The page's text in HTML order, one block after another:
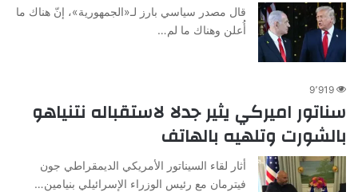
قال مصدر سياسي بارز لـ«الجمهورية»، إنّ هناك ما
أُعلن وهناك ما لم…
9٬919
سناتور اميركي يثير جدلا لاستقباله نتنياهو
بالشورت وتلهيه بالهاتف
أثار لقاء السيناتور الأمريكي الديمقراطي جون
فيترمان مع رئيس الوزراء الإسرائيلي بنيامين…